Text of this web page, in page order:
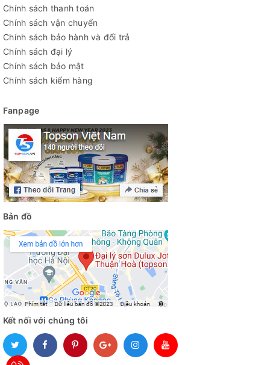
Chính sách thanh toán
Chính sách vận chuyển
Chính sách bảo hành và đổi trả
Chính sách đại lý
Chính sách bảo mật
Chính sách kiểm hàng
Fanpage
Bản đồ
Kết nối với chúng tôi